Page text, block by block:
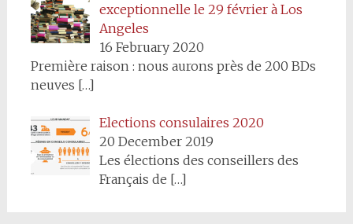
exceptionnelle le 29 février à Los
Angeles
16 February 2020
Première raison : nous aurons près de 200 BDs
neuves […]
Elections consulaires 2020
20 December 2019
Les élections des conseillers des
Français de […]